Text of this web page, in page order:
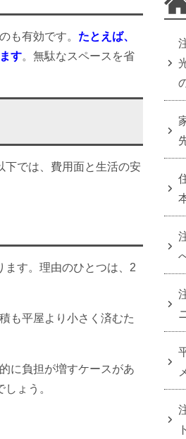
も有効です。 たとえば、
す。無駄なスペースを省
下では、費用面と生活の安
ます。理由のひとつは、2
も平屋より小さく済むた
に負担が増すケースがあ
ょう。